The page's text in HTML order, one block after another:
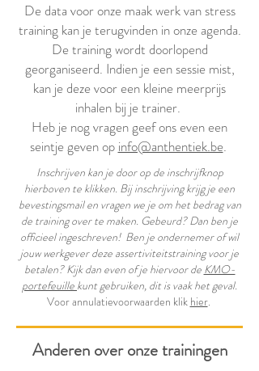
Inschrijven kan je door op de inschrijfknop
hierboven te klikken. Bij inschrijving krijg je een
bevestingsmail en vragen we je om het bedrag van
de training over te maken. Gebeurd? Dan ben je
officieel ingeschreven! Ben je ondernemer of wil
jouw werkgever deze assertiviteitstraining voor je
betalen? Kijk dan even of je hiervoor de KMO-
portefeuille kunt gebruiken, dit is vaak het geval.
Voor annulatievoorwaarden klik hier.
Anderen over onzetrainingen
De data voor onze maak werk van stress
training kan je terugvinden in onze agenda.
De training wordt doorlopend
georganiseerd. Indien je een sessie mist,
kan je deze voor een kleine meerprijs
inhalen bij je trainer.
Heb je nog vragen geef ons even een
seintje geven op info@anthentiek.be.